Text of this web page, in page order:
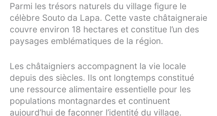
Parmi les trésors naturels du village figure le
célèbre Souto da Lapa. Cette vaste châtaigneraie
couvre environ 18 hectares et constitue l’un des
paysages emblématiques de la région.
Les châtaigniers accompagnent la vie locale
depuis des siècles. Ils ont longtemps constitué
une ressource alimentaire essentielle pour les
populations montagnardes et continuent
aujourd’hui de façonner l’identité du village.